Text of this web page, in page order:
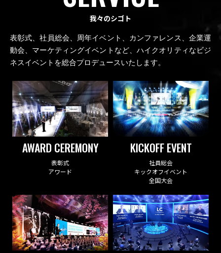
我々のシゴト
表彰式、社員総会、周年イベント、カンファレンス、企業運
動会、マーケティングイベントなど、ハイクオリティなビジ
ネスイベントを総合プロデュースいたします。
AWARD CEREMONY
表彰式
アワード
KICKOFF EVENT
社員総会
キックオフイベント
全国大会